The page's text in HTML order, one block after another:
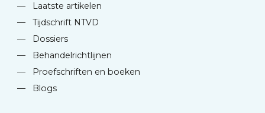
—
Laatste artikelen
—
Tijdschrift NTVD
—
Dossiers
—
Behandelrichtlijnen
—
Proefschriften en boeken
—
Blogs